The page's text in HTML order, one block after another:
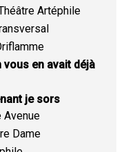
Artéphile
vous en avait déjà
je sors
Avenue
Dame